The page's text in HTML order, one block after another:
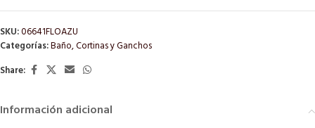
SKU:06641FLOAZU
Categorías:Baño,Cortinas y Ganchos
Share:
Información adicional